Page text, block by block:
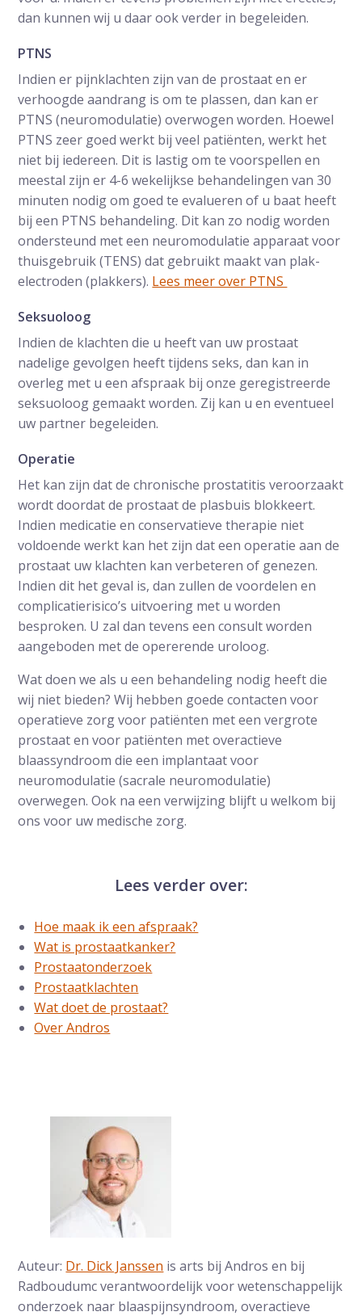
dan kunnen wij u daar ook verder in begeleiden.
PTNS
Indien er pijnklachten zijn van de prostaat en er
verhoogde aandrang is om te plassen, dan kan er
PTNS (neuromodulatie) overwogen worden. Hoewel
PTNS zeer goed werkt bij veel patiënten, werkt het
niet bij iedereen. Dit is lastig om te voorspellen en
meestal zijn er 4-6 wekelijkse behandelingen van 30
minuten nodig om goed te evalueren of u baat heeft
bij een PTNS behandeling. Dit kan zo nodig worden
ondersteund met een neuromodulatie apparaat voor
thuisgebruik (TENS) dat gebruikt maakt van plak-
electroden (plakkers). Lees meer over PTNS
Seksuoloog
Indien de klachten die u heeft van uw prostaat
nadelige gevolgen heeft tijdens seks, dan kan in
overleg met u een afspraak bij onze geregistreerde
seksuoloog gemaakt worden. Zij kan u en eventueel
uw partner begeleiden.
Operatie
Het kan zijn dat de chronische prostatitis veroorzaakt
wordt doordat de prostaat de plasbuis blokkeert.
Indien medicatie en conservatieve therapie niet
voldoende werkt kan het zijn dat een operatie aan de
prostaat uw klachten kan verbeteren of genezen.
Indien dit het geval is, dan zullen de voordelen en
complicatierisico’s uitvoering met u worden
besproken. U zal dan tevens een consult worden
aangeboden met de opererende uroloog.
Wat doen we als u een behandeling nodig heeft die
wij niet bieden? Wij hebben goede contacten voor
operatieve zorg voor patiënten met een vergrote
prostaat en voor patiënten met overactieve
blaassyndroom die een implantaat voor
neuromodulatie (sacrale neuromodulatie)
overwegen. Ook na een verwijzing blijft u welkom bij
ons voor uw medische zorg.
Lees verder over:
Hoe maak ik een afspraak?
Wat is prostaatkanker?
Prostaatonderzoek
Prostaatklachten
Wat doet de prostaat?
Over Andros
Auteur: Dr. Dick Janssen is arts bij Andros en bij
Radboudumc verantwoordelijk voor wetenschappelijk
onderzoek naar blaaspijnsyndroom, overactieve